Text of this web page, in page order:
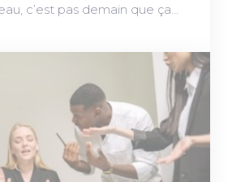
c’est pas demain que ça…